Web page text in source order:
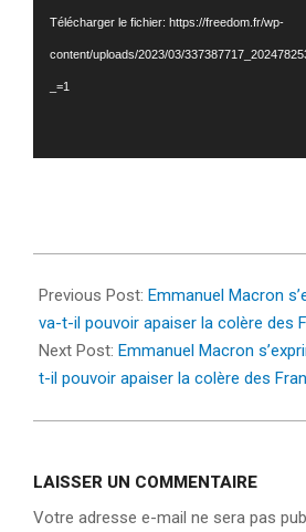
Télécharger le fichier: https://freedom.fr/wp-
content/uploads/2023/03/
_=1
03-
21
Previous Post: Emmanuel Macron
va-t-il pouvoir apaiser la colère des
Next Post: Emmanuel Macron
t-il pouvoir apaiser la colère des
LAISSER UN COMMENTAIRE
Votre adresse e-mail ne sera pas